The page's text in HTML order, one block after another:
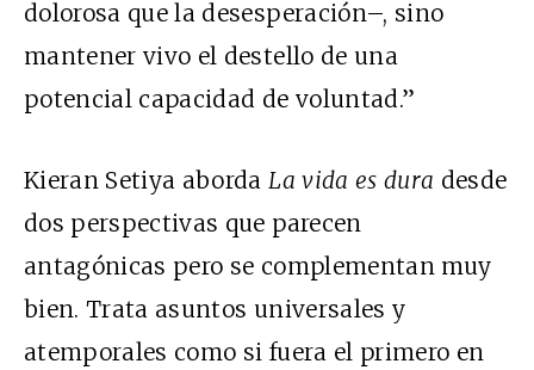
dolorosa que la desesperación–, sino
mantener vivo el destello de una
potencial capacidad de voluntad.”
Kieran Setiya abordaLa vida es dura desde
dos perspectivas que parecen
antagónicas pero se complementan muy
bien. Trata asuntos universales y
atemporales como si fuera el primero en